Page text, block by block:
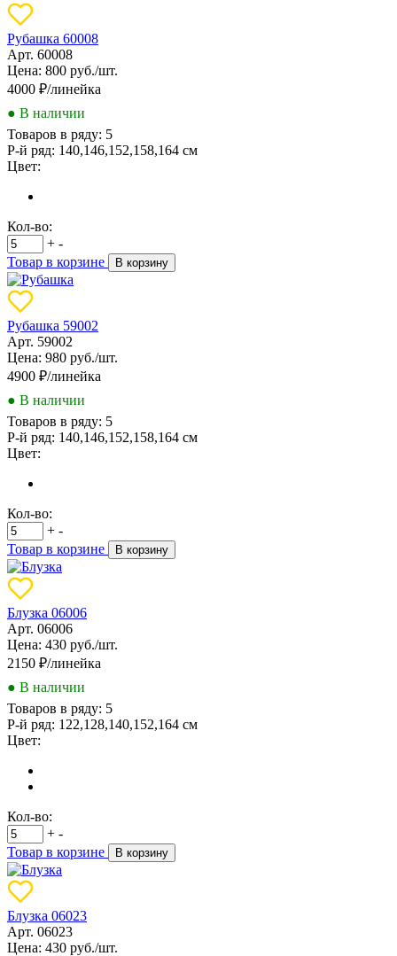
Рубашка 60008
Арт. 60008
Цена: 800 руб./шт.
4000 ₽/линейка
● В наличии
Товаров в ряду: 5
Р-й ряд: 140,146,152,158,164 см
Цвет:
Кол-во:
+ -
Товар в корзине
В корзину
Рубашка 59002
Арт. 59002
Цена: 980 руб./шт.
4900 ₽/линейка
● В наличии
Товаров в ряду: 5
Р-й ряд: 140,146,152,158,164 см
Цвет:
Кол-во:
+ -
Товар в корзине
В корзину
Блузка 06006
Арт. 06006
Цена: 430 руб./шт.
2150 ₽/линейка
● В наличии
Товаров в ряду: 5
Р-й ряд: 122,128,140,152,164 см
Цвет:
Кол-во:
+ -
Товар в корзине
В корзину
Блузка 06023
Арт. 06023
Цена: 430 руб./шт.